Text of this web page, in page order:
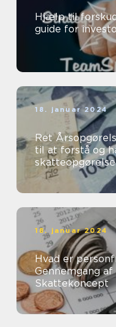
Hjælp til
guide for
18. januar 2024
Ret
til at forstå og
skatteopgørelse
18. januar 2024
Hvad er
Gennemgang
Skattekoncept